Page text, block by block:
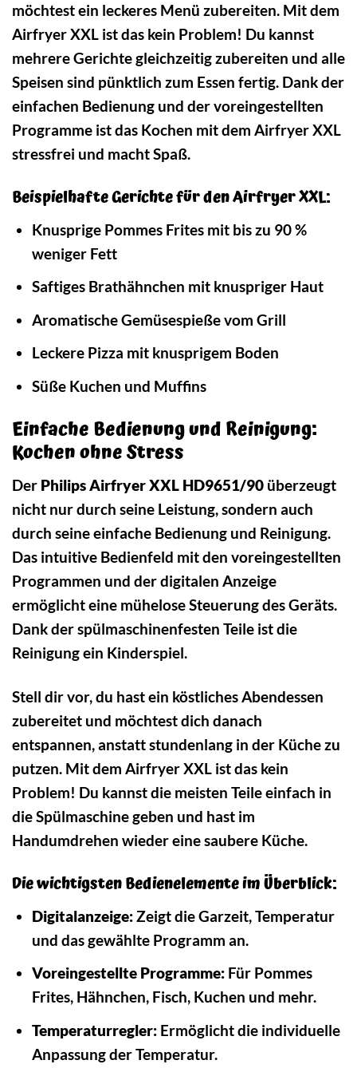
möchtest ein leckeres Menü zubereiten. Mit dem
Airfryer XXL ist das kein Problem! Du kannst
mehrere Gerichte gleichzeitig zubereiten und alle
Speisen sind pünktlich zum Essen fertig. Dank der
einfachen Bedienung und der voreingestellten
Programme ist das Kochen mit dem Airfryer XXL
stressfrei und macht Spaß.
Beispielhafte Gerichte für den Airfryer XXL:
Knusprige Pommes Frites mit bis zu 90 %
weniger Fett
Saftiges Brathähnchen mit knuspriger Haut
Aromatische Gemüsespieße vom Grill
Leckere Pizza mit knusprigem Boden
Süße Kuchen und Muffins
Einfache Bedienung und Reinigung:
Kochen ohne Stress
Der Philips Airfryer XXL HD9651/90 überzeugt
nicht nur durch seine Leistung, sondern auch
durch seine einfache Bedienung und Reinigung.
Das intuitive Bedienfeld mit den voreingestellten
Programmen und der digitalen Anzeige
ermöglicht eine mühelose Steuerung des Geräts.
Dank der spülmaschinenfesten Teile ist die
Reinigung ein Kinderspiel.
Stell dir vor, du hast ein köstliches Abendessen
zubereitet und möchtest dich danach
entspannen, anstatt stundenlang in der Küche zu
putzen. Mit dem Airfryer XXL ist das kein
Problem! Du kannst die meisten Teile einfach in
die Spülmaschine geben und hast im
Handumdrehen wieder eine saubere Küche.
Die wichtigsten Bedienelemente im Überblick:
Digitalanzeige:Zeigt die Garzeit, Temperatur
und das gewählte Programm an.
Voreingestellte Programme:Für Pommes
Frites, Hähnchen, Fisch, Kuchen und mehr.
Temperaturregler:Ermöglicht die individuelle
Anpassung der Temperatur.